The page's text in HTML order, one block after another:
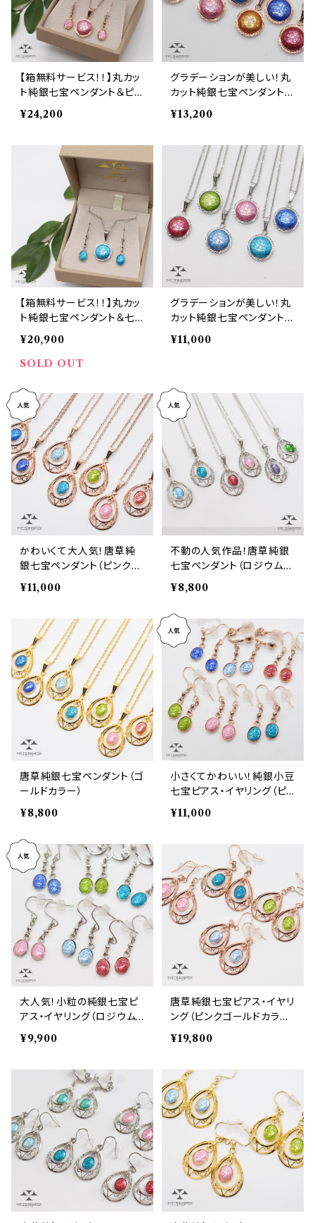
【箱無料サービス！！】丸カッ
ト純銀七宝ペンダント＆ピア
ス・イヤリングセット！（ピン
クゴールドカラー）
¥24,200
グラデーションが美しい！丸
カット純銀七宝ペンダント
（ピンクゴールドカラー）
¥13,200
【箱無料サービス！！】丸カッ
ト純銀七宝ペンダント＆七
宝ピアス・イヤリングセット！
（ロジウムカラー）
¥20,900
SOLD OUT
グラデーションが美しい！丸
カット純銀七宝ペンダント
（ロジウムカラー）
¥11,000
かわいくて大人気！唐草純
銀七宝ペンダント（ピンクゴ
ールドカラー）
¥11,000
不動の人気作品！唐草純銀
七宝ペンダント（ロジウムカ
ラー）
¥8,800
唐草純銀七宝ペンダント（ゴ
ールドカラー）
¥8,800
小さくてかわいい！純銀小豆
七宝ピアス・イヤリング（ピ
ンクゴールドカラー）
¥11,000
大人気！小粒の純銀七宝ピ
アス・イヤリング（ロジウム
カラー）
¥9,900
唐草純銀七宝ピアス・イヤリ
ング（ピンクゴールドカラ
ー）
¥19,800